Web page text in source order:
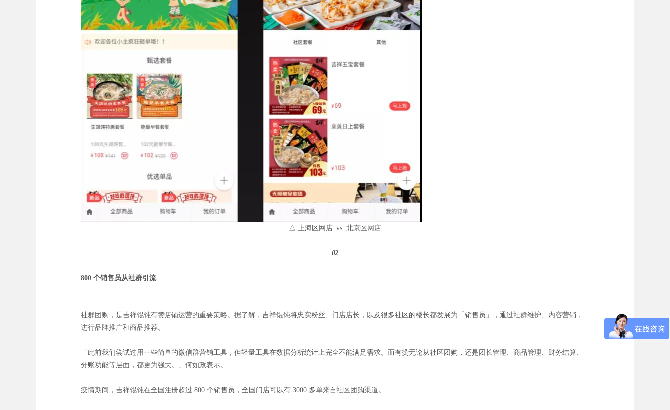
△ 上海区网店 vs 北京区网店
02
800 个销售员从社群引流
社群团购，是吉祥馄饨有赞店铺运营的重要策略。据了解，吉祥馄饨将忠实粉丝、门店店长，以及很多社区的楼长都发展为「销售员」，通过社群维护、内容营销，
进行品牌推广和商品推荐。
「此前我们尝试过用一些简单的微信群营销工具，但轻量工具在数据分析统计上完全不能满足需求。而有赞无论从社区团购，还是团长管理、商品管理、财务结算、
分账功能等层面，都更为强大。」何如政表示。
疫情期间，吉祥馄饨在全国注册超过 800 个销售员，全国门店可以有 3000 多单来自社区团购渠道。